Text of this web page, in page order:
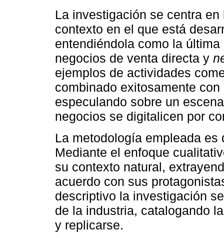
La investigación se centra
contexto en el que está
entendiéndola como la
negocios de venta directa y
ejemplos de actividades
combinado exitosamente
especulando sobre un
negocios se digitalicen por
La metodología empleada
Mediante el enfoque
su contexto natural,
acuerdo con sus
descriptivo la investigación
de la industria, catalogando
y replicarse.